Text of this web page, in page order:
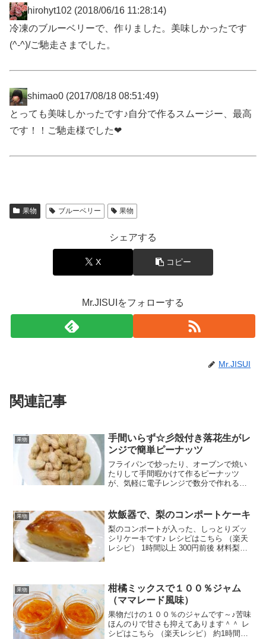
hirohyt102 (2018/06/16 11:28:14)
冷凍のブルーベリーで、作りました。美味しかったです
(^-^)/ご馳走さまでした。
shimao0 (2017/08/18 08:51:49)
とっても美味しかったです♪自分で作るスムージー、最高
です！！ご馳走様でした❤
果物 ブルーベリー 果物
シェアする
X コピー
Mr.JISUIをフォローする
Mr.JISUI
関連記事
果物
手間いらず☆彡殻付き落花生がレ
ンジで簡単ピーナッツ
フライパンで炒ったり、オーブンで焼い
たりして手間暇かけて作るピーナッツ
が、気軽に電子レンジで数分で作れる！
レシピ） 5分以内 指定なし 材料殻付き落
花生（天日乾燥済...
果物 炊飯器で、梨のコンポートケーキ
梨のコンポートが入った、しっとりズッ
シリケーキです♪ レシピはこちら （楽天
レシピ） 1時間以上 300円前後 材料梨☆
レビ...
果物
柑橘ミックスで１００％ジャム
（ママレード風味）
果物だけの１００％のジャムです～♪苦味
ほんのりで甘さも抑えてあります＾＾ レ
シピはこちら （楽天レシピ） 約1時間